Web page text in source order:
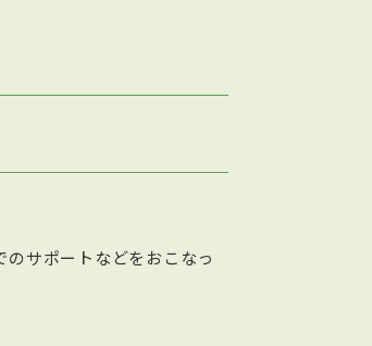
サポートなどをおこなっ